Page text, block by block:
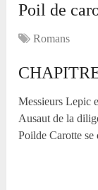
Poil de
Romans
Messieurs Lepic
Ausaut de la
Poilde Carotte se